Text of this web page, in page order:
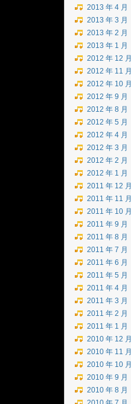
2013 年 4 月
2013 年 3 月
2013 年 2 月
2013 年 1 月
2012 年 12 月
2012 年 11 月
2012 年 10 月
2012 年 9 月
2012 年 8 月
2012 年 5 月
2012 年 4 月
2012 年 3 月
2012 年 2 月
2012 年 1 月
2011 年 12 月
2011 年 11 月
2011 年 10 月
2011 年 9 月
2011 年 8 月
2011 年 7 月
2011 年 6 月
2011 年 5 月
2011 年 4 月
2011 年 3 月
2011 年 2 月
2011 年 1 月
2010 年 12 月
2010 年 11 月
2010 年 10 月
2010 年 9 月
2010 年 8 月